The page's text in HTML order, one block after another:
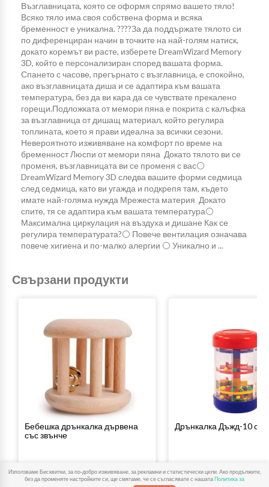
Възглавницата, която се оформя спрямо вашето тяло!
Всяко тяло има своя собствена форма и всяка
бременност е уникална. ????За да поддържате тялото си
по диференциран начин в точките на най-голям натиск,
докато коремът ви расте, изберете DreamWizard Memory
3D, който е персонализиран според вашата форма.
Спането с часове, прегърнато с възглавница, е спокойно,
ако възглавницата диша и се адаптира към вашата
температура, без да ви кара да се чувствате прекалено
горещи.Подложката от мемори пяна е покрита с калъфка
за възглавница от дишащ материал, който регулира
топлината, което я прави идеална за всички сезони.
Невероятното изживяване на комфорт по време на
бременност Люспи от мемори пяна Докато тялото ви се
променя, възглавницата ви се променя с вас⚪
DreamWizard Memory 3D следва вашите форми седмица
след седмица, като ви угажда и подкрепя там, където
имате най-голяма нужда Мрежеста материя Докато
спите, тя се адаптира към вашата температура⚪
Максимална циркулация на въздуха и дишане Как се
регулира температурата?⚪ Повече вентилация означава
повече хигиена и по-малко алергии ⚪ Уникално и ...
Свързани продукти
Бебешка дрънкалка дървена
със звънче
17 €/35 лв.
Дрънкалка Дъжд-10 см
8 €/15 лв.
Използваме Бисквитки, за по-добро изживяване, за рекламни и статистически цели. Ако продължите,
без да променяте настройките си, ще смятаме, че се съгласявате с нашатаПолитика за